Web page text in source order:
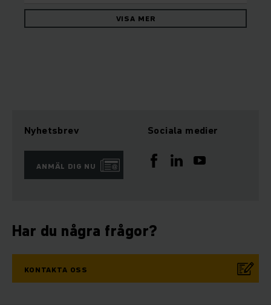
VISA MER
Nyhetsbrev
ANMÄL DIG NU
Sociala medier
Har du några frågor?
KONTAKTA OSS